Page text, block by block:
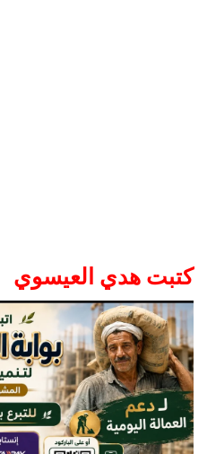
كتبت هدي العيسوي